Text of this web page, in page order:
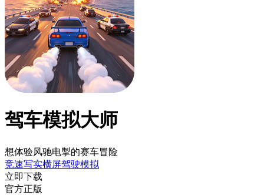
驾车模拟大师
想体验风驰电掣的赛车冒险
竞速写实横屏驾驶模拟
立即下载
官方正版